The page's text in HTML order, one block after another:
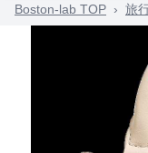
Boston-lab TOP › 旅